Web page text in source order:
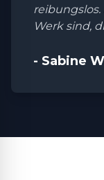
reibungslos.
Werk sind,
- Sabine